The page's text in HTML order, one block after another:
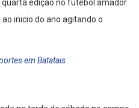
edição no futebol amador
inicio do ano agitando o
em Batatais